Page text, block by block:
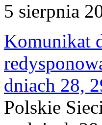
5 sierpnia
Komunikat
dniach 28,
Polskie